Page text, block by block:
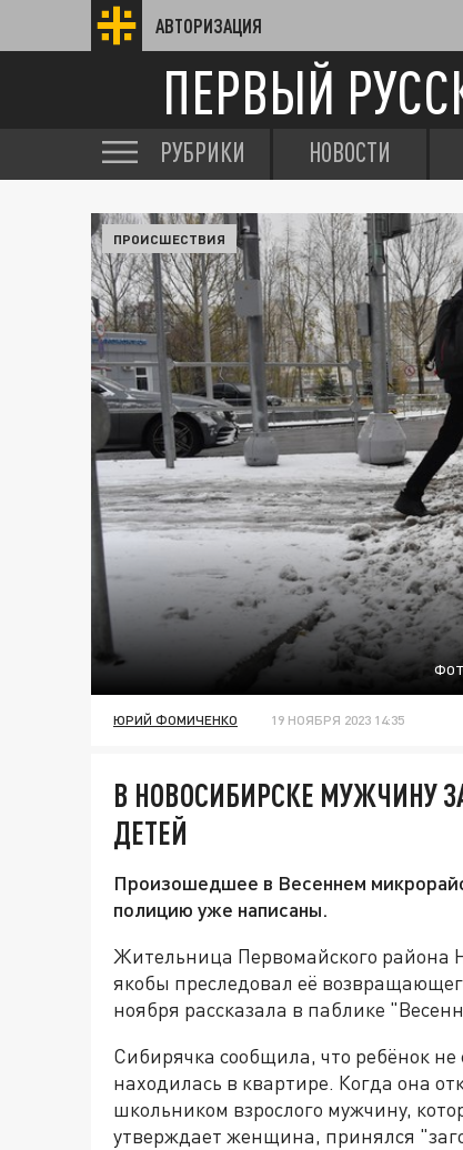
АВТОРИЗАЦИЯ
ПЕРВЫЙ
РУБРИКИ НОВОСТИ
ПРОИСШЕСТВИЯ
ЮРИЙ ФОМИЧЕНКО 19 НОЯБРЯ 2023 14:35
В НОВОСИБИРСКЕ МУЖЧИНУ
ДЕТЕЙ
Произошедшее в Весеннем
полицию уже написаны.
Жительница Первомайского района
якобы преследовал её
ноября рассказала в паблике
Сибирячка сообщила, что ребёнок
находилась в квартире. Когда она
школьником взрослого мужчину,
утверждает женщина, принялся